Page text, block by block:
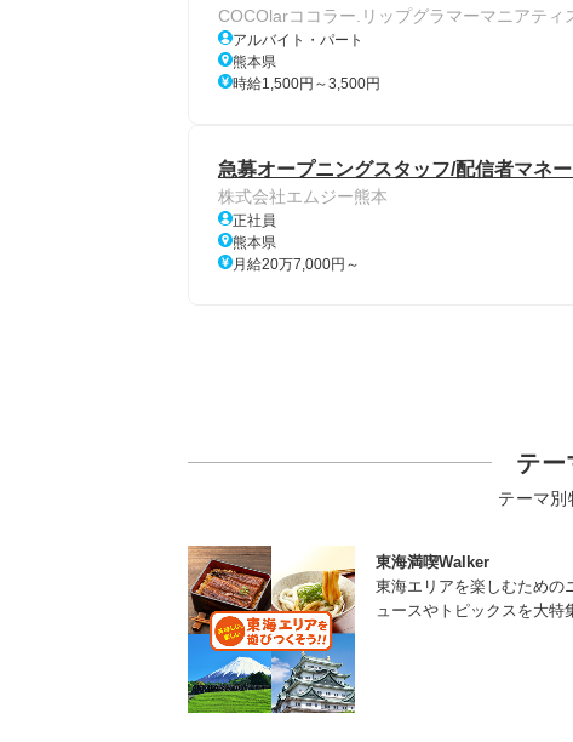
COCOlarココラー.リップグラマーマニアティ
アルバイト・パート
熊本県
時給1,500円～3,500円
急募オープニングスタッフ/配信者マネ
株式会社エムジー熊本
正社員
熊本県
月給20万7,000円～
テー
テーマ別
東海満喫Walker
東海エリアを楽しむための
ュースやトピックスを大特